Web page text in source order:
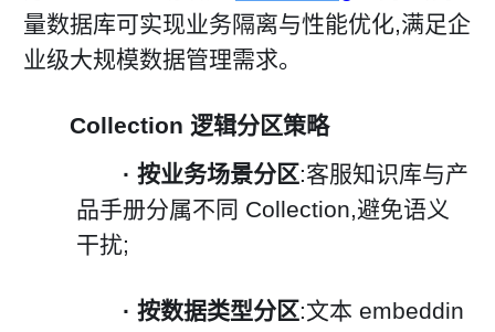
量数据库可实现业务隔离与性能优化,满足企
业级大规模数据管理需求。
Collection 逻辑分区策略
· 按业务场景分区:客服知识库与产
品手册分属不同 Collection,避免语义
干扰;
· 按数据类型分区:文本 embeddin